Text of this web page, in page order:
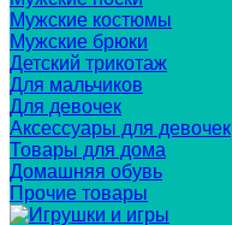
Мужские костюмы
Мужские брюки
Детский трикотаж
Для мальчиков
Для девочек
Аксессуары для девочек
Товары для дома
Домашняя обувь
Прочие товары